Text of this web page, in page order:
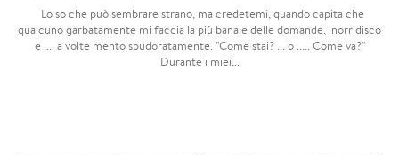
Lo so che può sembrare strano, ma credetemi, quando capita che
qualcuno garbatamente mi faccia la più banale delle domande, inorridisco
e .... a volte mento spudoratamente. "Come stai? ... o ..... Come va?"
Durante i miei...